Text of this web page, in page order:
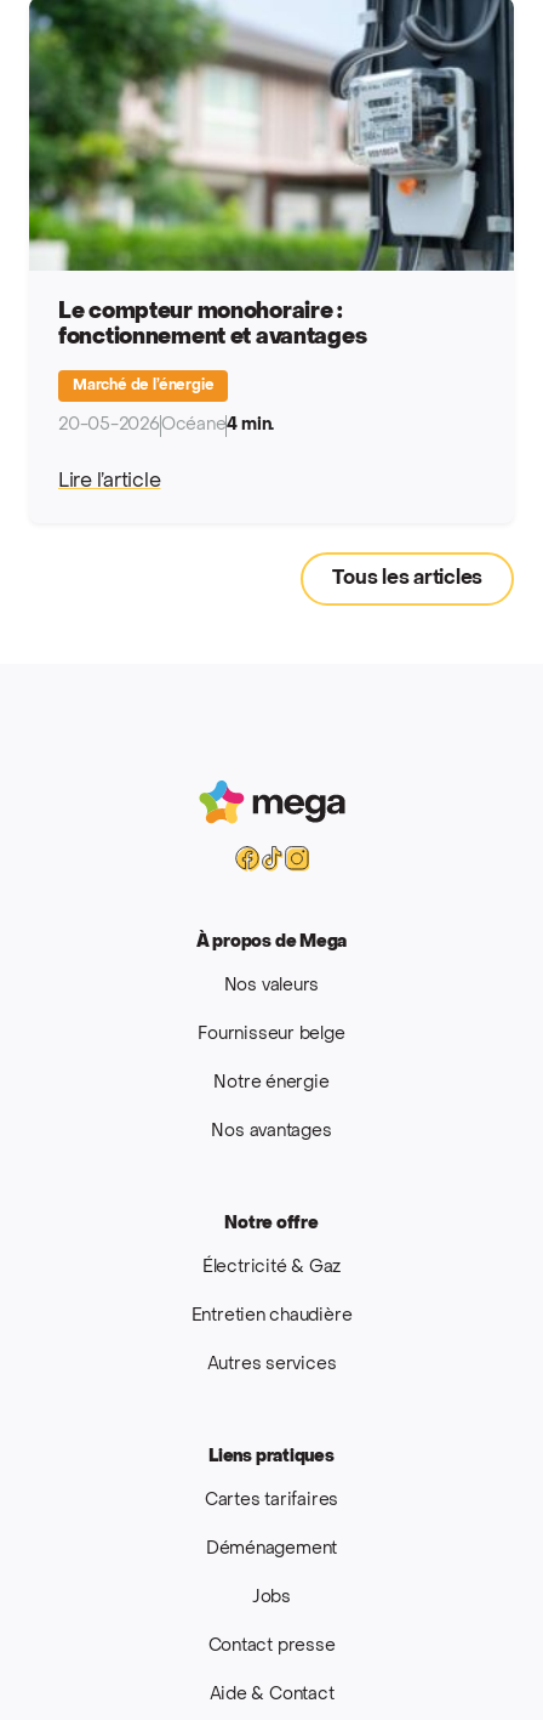
Le compteur monohoraire :
fonctionnement et avantages
Marché de l’énergie
20-05-2026Océane4 min.
Lire l’article
Tous les articles
Mega
Facebook
Tiktok
Instagram
À propos de Mega
Nos valeurs
Fournisseur belge
Notre énergie
Nos avantages
Notre offre
Électricité & Gaz
Entretien chaudière
Autres services
Liens pratiques
Cartes tarifaires
Déménagement
Jobs
Contact presse
Aide & Contact